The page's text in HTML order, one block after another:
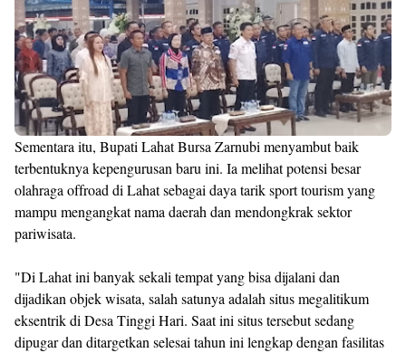
Sementara itu, Bupati Lahat Bursa Zarnubi menyambut baik
terbentuknya kepengurusan baru ini. Ia melihat potensi besar
olahraga offroad di Lahat sebagai daya tarik sport tourism yang
mampu mengangkat nama daerah dan mendongkrak sektor
pariwisata.
"Di Lahat ini banyak sekali tempat yang bisa dijalani dan
dijadikan objek wisata, salah satunya adalah situs megalitikum
eksentrik di Desa Tinggi Hari. Saat ini situs tersebut sedang
dipugar dan ditargetkan selesai tahun ini lengkap dengan fasilitas